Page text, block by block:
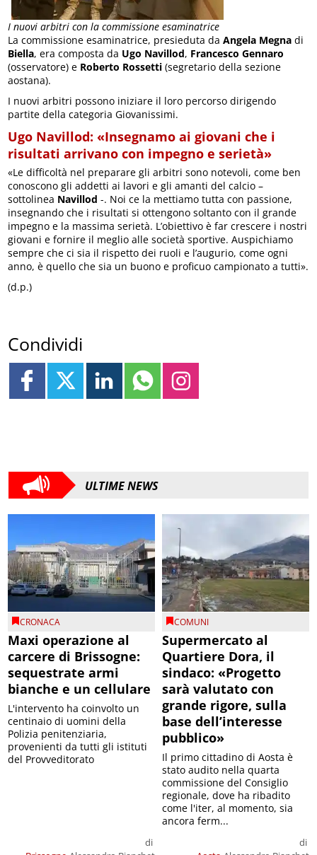
I nuovi arbitri con la commissione esaminatrice
La commissione esaminatrice, presieduta daAngela Megna di
Biella, era composta da Ugo Navillod, Francesco Gennaro
(osservatore) e Roberto Rossetti (segretario della sezione
aostana).
I nuovi arbitri possono iniziare il loro percorso dirigendo
partite della categoria Giovanissimi.
Ugo Navillod: «Insegnamo ai giovani che i
risultati arrivano con impegno e serietà»
«Le difficoltà nel preparare gli arbitri sono notevoli, come ben
conoscono gli addetti ai lavori e gli amanti del calcio –
sottolinea Navillod -. Noi ce la mettiamo tutta con passione,
insegnando che i risultati si ottengono soltanto con il grande
impegno e la massima serietà. L’obiettivo è far crescere i nostri
giovani e fornire il meglio alle società sportive. Auspichiamo
sempre che ci sia il rispetto dei ruoli e l’augurio, come ogni
anno, è quello che sia un buono e proficuo campionato a tutti».
(d.p.)
Condividi
ULTIME NEWS
CRONACA
Maxi operazione al
carcere di Brissogne:
sequestrate armi
bianche e un cellulare
di
L'intervento ha coinvolto un
centinaio di uomini della
Polizia penitenziaria,
provenienti da tutti gli istituti
del Provveditorato
COMUNI
Supermercato al
Quartiere Dora, il
sindaco: «Progetto
sarà valutato con
grande rigore, sulla
base dell’interesse
pubblico»
di
Il primo cittadino di Aosta è
stato audito nella quarta
commissione del Consiglio
regionale, dove ha ribadito
come l'iter, al momento, sia
ancora ferm...